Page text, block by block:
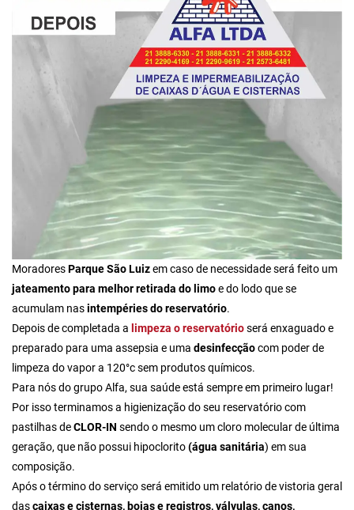
MoradoresParque São Luizem caso de necessidade será feito um
jateamento para melhor retirada do limoe do lodo que se
acumulam nasintempéries do reservatório.
Depois de completada a limpeza o reservatórioserá enxaguado e
preparado para uma assepsia e uma desinfecçãocom poder de
limpeza do vapor a 120°c sem produtos químicos.
Para nós do grupo Alfa, sua saúde está sempre em primeiro lugar!
Por isso terminamos a higienização do seu reservatório com
pastilhas deCLOR-IN sendo o mesmo um cloro molecular de última
geração, que não possui hipoclorito(água sanitária) em sua
composição.
Após o término do serviço será emitido um relatório de vistoria geral
dascaixas e cisternas, boias e registros, válvulas, canos,